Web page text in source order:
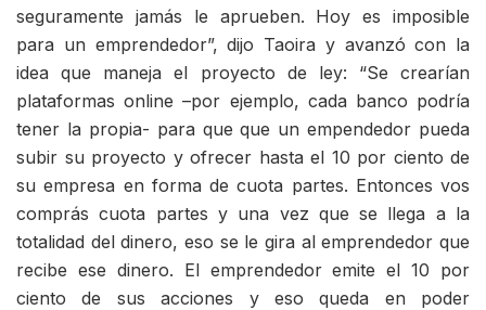
seguramente jamás le aprueben. Hoy es imposible
para un emprendedor”, dijo Taoira y avanzó con la
idea que maneja el proyecto de ley: “Se crearían
plataformas online –por ejemplo, cada banco podría
tener la propia- para que que un empendedor pueda
subir su proyecto y ofrecer hasta el 10 por ciento de
su empresa en forma de cuota partes. Entonces vos
comprás cuota partes y una vez que se llega a la
totalidad del dinero, eso se le gira al emprendedor que
recibe ese dinero. El emprendedor emite el 10 por
ciento de sus acciones y eso queda en poder